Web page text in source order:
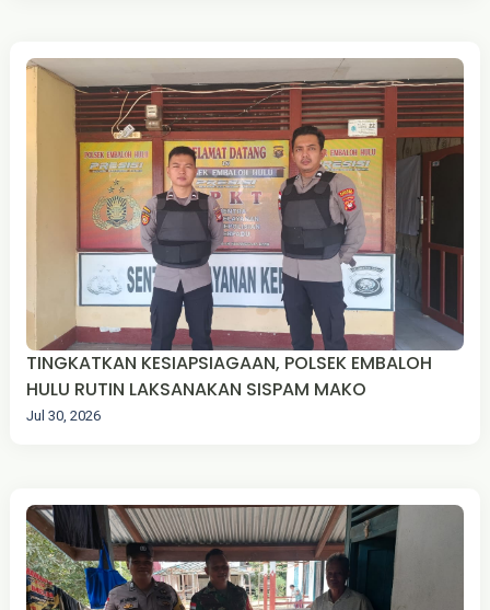
TINGKATKAN KESIAPSIAGAAN, POLSEK EMBALOH
HULU RUTIN LAKSANAKAN SISPAM MAKO
Jul 30, 2026